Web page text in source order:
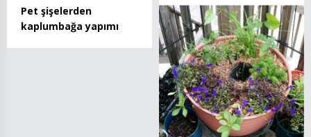
Pet şişelerden
kaplumbağa yapımı